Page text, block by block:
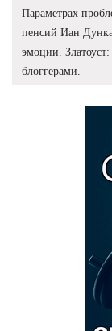
Параметрах
пенсий Иан
эмоции.
блоггерами.